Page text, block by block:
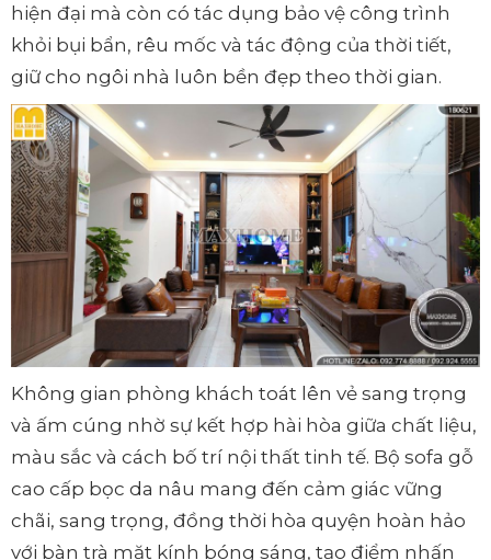
hiện đại mà còn có tác dụng bảo vệ công trình
khỏi bụi bẩn, rêu mốc và tác động của thời tiết,
giữ cho ngôi nhà luôn bền đẹp theo thời gian.
Không gian phòng khách toát lên vẻ sang trọng
và ấm cúng nhờ sự kết hợp hài hòa giữa chất liệu,
màu sắc và cách bố trí nội thất tinh tế. Bộ sofa gỗ
cao cấp bọc da nâu mang đến cảm giác vững
chãi, sang trọng, đồng thời hòa quyện hoàn hảo
với bàn trà mặt kính bóng sáng, tạo điểm nhấn